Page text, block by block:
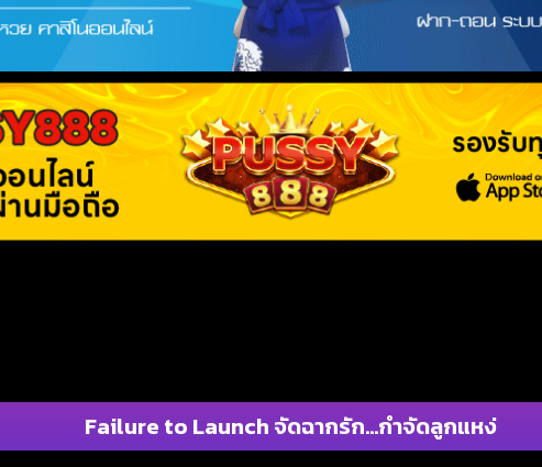
Failure to Launch จัดฉากรัก…กำจัดลูกแหง่